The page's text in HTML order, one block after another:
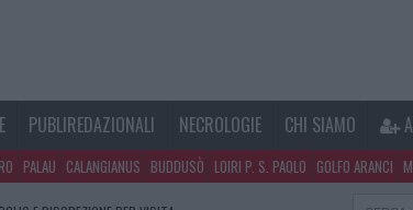
PUBLIREDAZIONALI NECROLOGIE CHI SIAMO
PALAU CALANGIANUS BUDDUSÒ LOIRI P. S. PAOLO GOLFO ARANCI